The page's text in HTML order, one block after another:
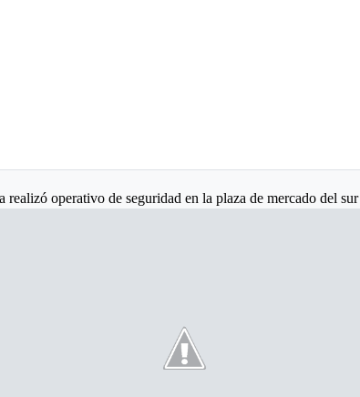
realizó operativo de seguridad en la plaza de mercado del sur